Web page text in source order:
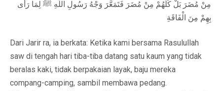
مِنْ مُضَرَ بَلْ كُلُّهُمْ مِنْ مُضَرَ فَتَمَعَّرَ وَجْهُ رَسُولِ اللَّهِ ﷺ لِمَا رَأَى
بِهِمْ مِنَ الْفَاقَةِ
Dari Jarir ra, ia berkata: Ketika kami bersama Rasulullah
saw di tengah hari tiba-tiba datang satu kaum yang tidak
beralas kaki, tidak berpakaian layak, baju mereka
compang-camping, sambil membawa pedang.